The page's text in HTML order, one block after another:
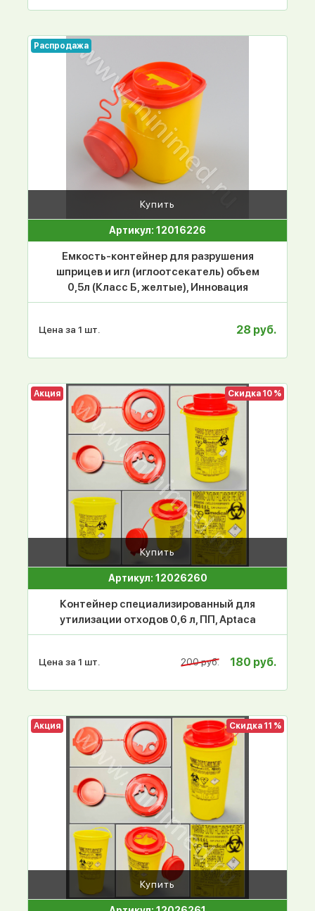
Распродажа
Купить
Артикул: 12016226
Емкость-контейнер для разрушения
шприцев и игл (иглоотсекатель) объем
0,5л (Класс Б, желтые), Инновация
Цена за 1 шт. 28 руб.
Акция Скидка 10 %
Купить
Артикул: 12026260
Контейнер специализированный для
утилизации отходов 0,6 л, ПП, Aptaca
Цена за 1 шт. 200 руб. 180 руб.
Акция Скидка 11 %
Купить